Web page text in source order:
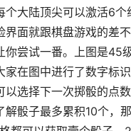
个大陆顶尖可以激活6
界面就跟棋盘游戏的差
你尝试一番。上图是45
家在图中进行了数字标
以选择下一次掷骰的点
解骰子最多累积10个，